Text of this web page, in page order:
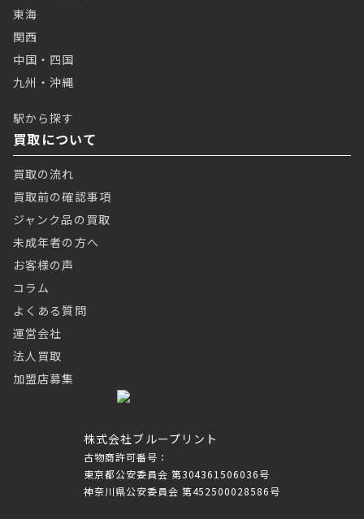
株式会社ブループリント
古物商許可番号：
東京都公安委員会 第304361506036号
神奈川県公安委員会 第452500028586号
東海
関西
中国・四国
九州・沖縄
駅から探す
買取について
買取の流れ
買取前の確認事項
ジャンク品の買取
未成年者の方へ
お客様の声
コラム
よくある質問
運営会社
法人買取
加盟店募集